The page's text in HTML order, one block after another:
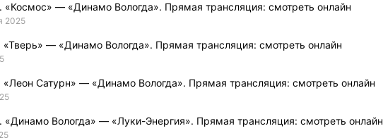
«Космос» — «Динамо Вологда». Прямая трансляция: смотреть онлайн
2025
«Тверь» — «Динамо Вологда». Прямая трансляция: смотреть онлайн
«Леон Сатурн» — «Динамо Вологда». Прямая трансляция: смотреть онлайн
«Динамо Вологда» — «Луки-Энергия». Прямая трансляция: смотреть онлайн